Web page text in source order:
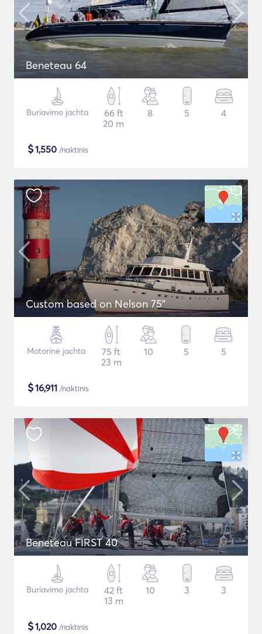
Beneteau 64
Buriavimo jachta
66 ft
20 m
8 5 4
$1,550 /naktinis
Custom based on Nelson 75"
Motorinė jachta
75 ft
23 m
10 5 5
$16,911 /naktinis
Beneteau FIRST 40
Buriavimo jachta
42 ft
13 m
10 3 3
$1,020 /naktinis